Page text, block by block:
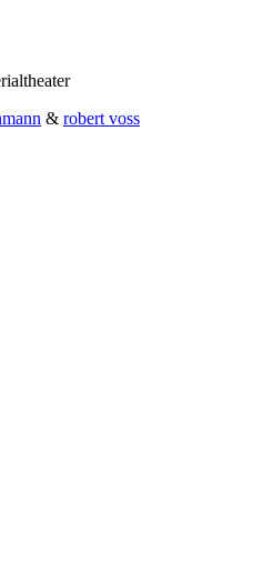
& robert voss